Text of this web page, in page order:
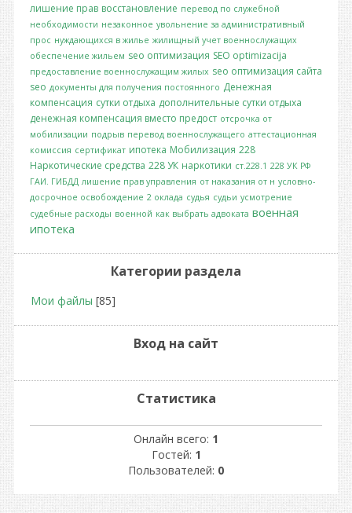
лишение прав восстановление перевод по служебной
необходимости незаконное увольнение за административный
прос нуждающихся в жилье жилищный учет военнослужащих
обеспечение жильем seo оптимизация SEO optimizacija
предоставление военнослужащим жилых seo оптимизация сайта
seo документы для получения постоянного Денежная
компенсация сутки отдыха дополнительные сутки отдыха
денежная компенсация вместо предост отсрочка от
мобилизации подрыв перевод военнослужащего аттестационная
комиссия сертификат ипотека Мобилизация 228
Наркотические средства 228 УК наркотики ст.228.1 228 УК РФ
ГАИ. ГИБДД лишение прав управления от наказания от н условно-
досрочное освобождение 2 оклада судья судьи усмотрение
судебные расходы военной как выбрать адвоката военная
ипотека
Категории раздела
Мои файлы [85]
Вход на сайт
Статистика
Онлайн всего: 1
Гостей: 1
Пользователей: 0